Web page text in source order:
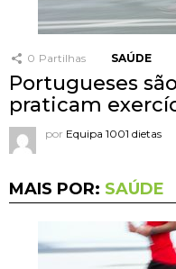
0 Partilhas SAÚDE
Portugueses
praticam
por Equipa 1001 dietas
MAIS POR: SAÚDE